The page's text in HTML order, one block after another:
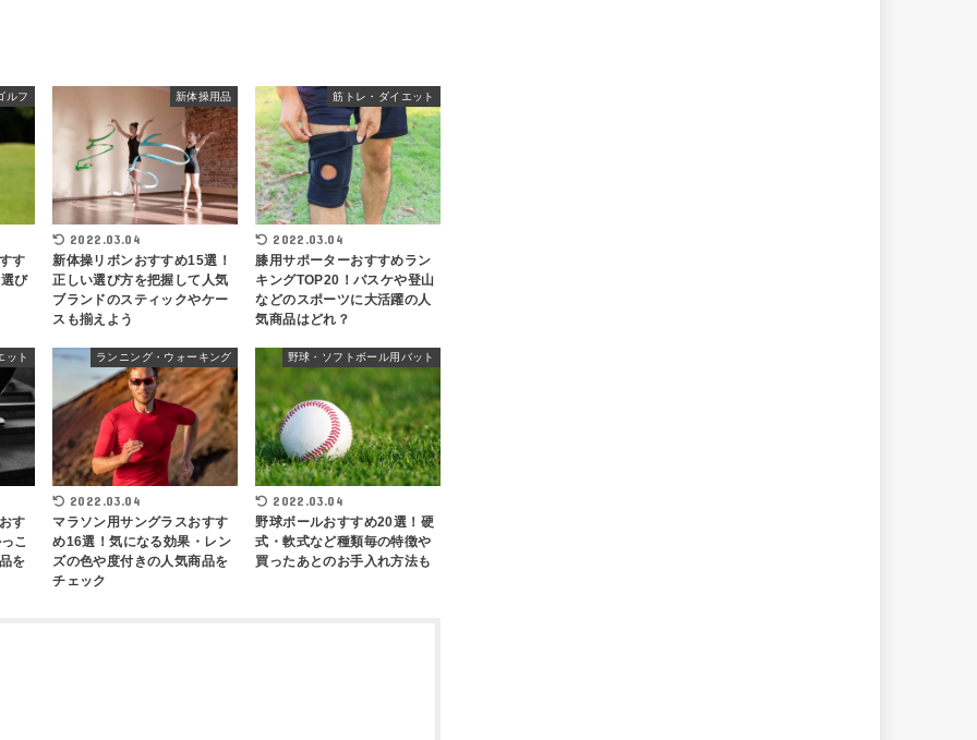
ルフ
す
び
新体操用品
2022.03.04
新体操リボンおすすめ15選！
正しい選び方を把握して人気
ブランドのスティックやケー
スも揃えよう
筋トレ・ダイエット
2022.03.04
膝用サポーターおすすめラン
キングTOP20！バスケや登山
などのスポーツに大活躍の人
気商品はどれ？
ット
す
こ
を
ランニング・ウォーキング
2022.03.04
マラソン用サングラスおすす
め16選！気になる効果・レン
ズの色や度付きの人気商品を
チェック
野球・ソフトボール用バット
2022.03.04
野球ボールおすすめ20選！硬
式・軟式など種類毎の特徴や
買ったあとのお手入れ方法も